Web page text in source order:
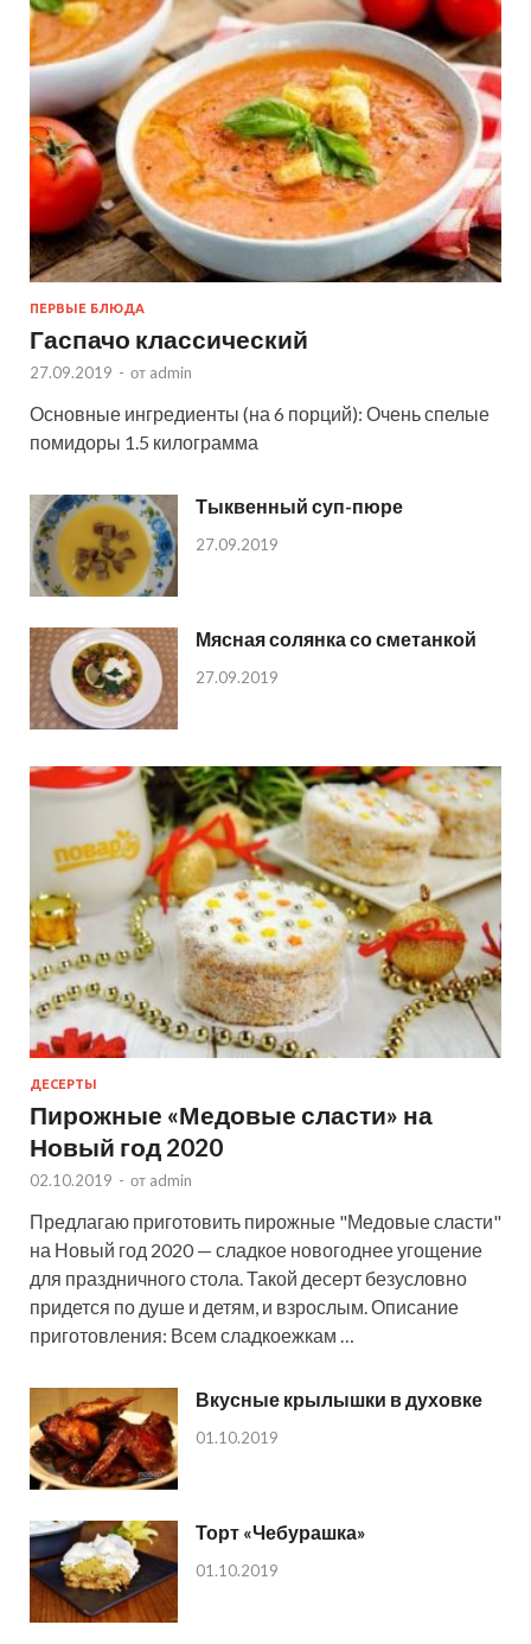
ПЕРВЫЕ БЛЮДА
Гаспачо классический
27.09.2019 - от admin
Основные ингредиенты (на 6 порций): Очень спелые
помидоры 1.5 килограмма
Тыквенный суп-пюре
27.09.2019
Мясная солянка со сметанкой
27.09.2019
ДЕСЕРТЫ
Пирожные «Медовые сласти» на
Новый год 2020
02.10.2019 - от admin
Предлагаю приготовить пирожные "Медовые сласти"
на Новый год 2020 — сладкое новогоднее угощение
для праздничного стола. Такой десерт безусловно
придется по душе и детям, и взрослым. Описание
приготовления: Всем сладкоежкам …
Вкусные крылышки в духовке
01.10.2019
Торт «Чебурашка»
01.10.2019